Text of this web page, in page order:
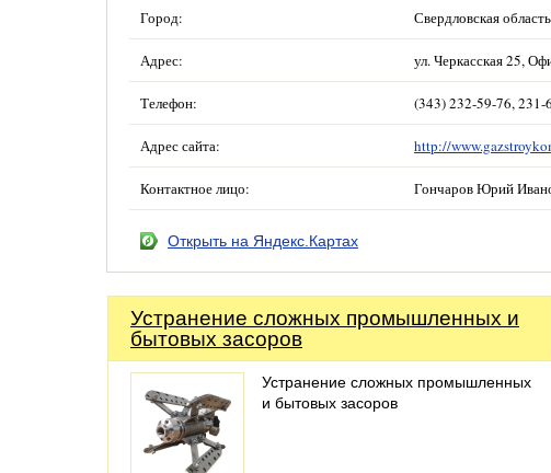
Город: Свердловская
Адрес: ул. Черкасская 25,
Телефон: (343) 232-59-76,
Адрес сайта: http://
Контактное лицо: Гончаров Юрий
Открыть на Яндекс.Картах
Устранение сложных промышленных и
бытовых засоров
Устранение сложных промышленных
и бытовых засоров